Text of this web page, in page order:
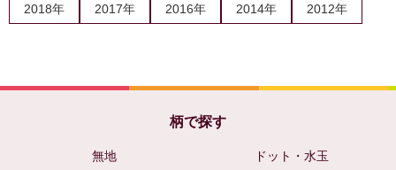
2018年 2017年 2016年 2014年 2012年
柄で探す
無地
ドット・水玉